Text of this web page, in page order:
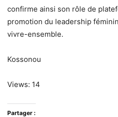
confirme ainsi son rôle de
promotion du leadership
vivre-ensemble.
Kossonou
Views: 14
Partager :